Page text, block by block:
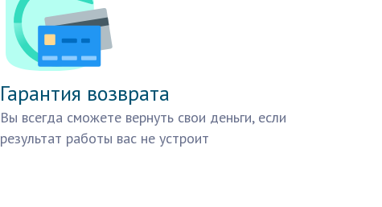
Гарантия возврата
Вы всегда сможете вернуть свои деньги, если
результат работы вас не устроит